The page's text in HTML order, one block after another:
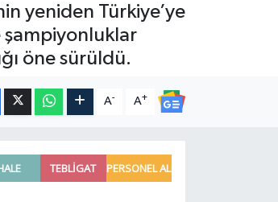
yeniden Türkiye’ye
şampiyonluklar
öne sürüldü.
A- A+